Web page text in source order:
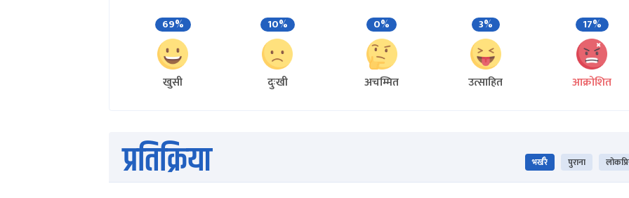
69%
खुसी
10%
दुःखी
0%
अचम्मित
3%
उत्साहित
17%
आक्रोशित
प्रतिक्रिया भर्खरै पुराना